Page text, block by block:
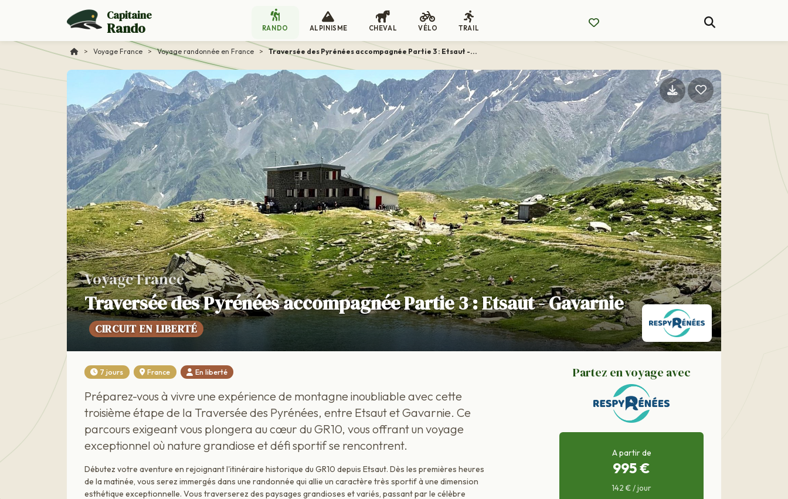
Capitaine
Rando RANDO ALPINISME CHEVAL VÉLO TRAIL
> Voyage France > Voyage randonnée en France > Traversée des Pyrénées accompagnée Partie 3 : Etsaut -...
Voyage France
Traversée des Pyrénées accompagnée Partie 3 : Etsaut - Gavarnie
CIRCUIT EN LIBERTÉ
7 jours France En liberté
Préparez-vous à vivre une expérience de montagne inoubliable avec cette
troisième étape de la Traversée des Pyrénées, entre Etsaut et Gavarnie. Ce
parcours exigeant vous plongera au cœur du GR10, vous offrant un voyage
exceptionnel où nature grandiose et défi sportif se rencontrent.
Débutez votre aventure en rejoignant l'itinéraire historique du GR10 depuis Etsaut. Dès les premières heures
de la matinée, vous serez immergés dans une randonnée qui allie un caractère très sportif à une dimension
esthétique exceptionnelle. Vous traverserez des paysages grandioses et variés, passant par le célèbre
Partez en voyage avec
A partir de
995 €
142 € / jour